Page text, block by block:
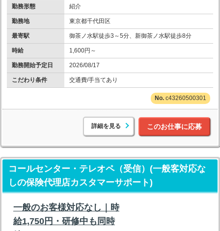
勤務形態 紹介
勤務地 東京都千代田区
最寄駅 御茶ノ水駅徒歩3～5分、新御茶ノ水駅徒歩8分
時給 1,600円～
勤務開始予定日 2026/08/17
こだわり条件 交通費/手当てあり
c43260500301
詳細を見る このお仕事に応募
コールセンター・テレオペ（受信）(一般客対応な
しの保険代理店カスタマーサポート)
一般のお客様対応なし｜時
給1,750円・研修中も同時